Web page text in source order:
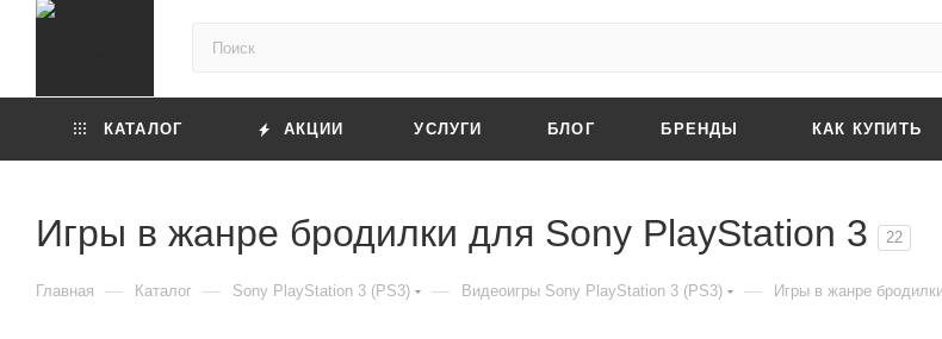
КАТАЛОГ АКЦИИ УСЛУГИ БЛОГ БРЕНДЫ КАК КУПИТЬ
Игры в жанре бродилки для Sony PlayStation 3 22
Главная — Каталог — Sony PlayStation 3 (PS3) — Видеоигры Sony PlayStation 3 (PS3) — Игры в жанре